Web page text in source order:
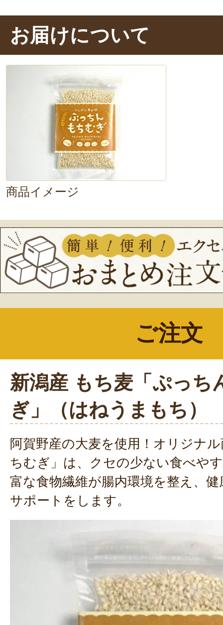
お届けについて
商品イメージ
ご注文
新潟産 もち麦「ぷっち
ぎ」（はねうまもち）
阿賀野産の大麦を使用！オリジナ
ちむぎ」は、クセの少ない食べや
富な食物繊維が腸内環境を整え、
サポートをします。